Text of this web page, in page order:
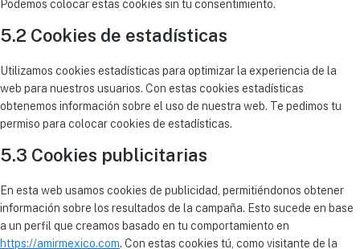
Podemos colocar estas cookies sin tu consentimiento.
5.2 Cookies de estadísticas
Utilizamos cookies estadísticas para optimizar la experiencia de la
web para nuestros usuarios. Con estas cookies estadísticas
obtenemos información sobre el uso de nuestra web. Te pedimos tu
permiso para colocar cookies de estadísticas.
5.3 Cookies publicitarias
En esta web usamos cookies de publicidad, permitiéndonos obtener
información sobre los resultados de la campaña. Esto sucede en base
a un perfil que creamos basado en tu comportamiento en
https://amirmexico.com. Con estas cookies tú, como visitante de la